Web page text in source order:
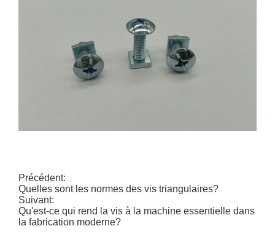
Précédent:
Quelles sont les normes des vis triangulaires?
Suivant:
Qu'est-ce qui rend la vis à la machine essentielle dans
la fabrication moderne?